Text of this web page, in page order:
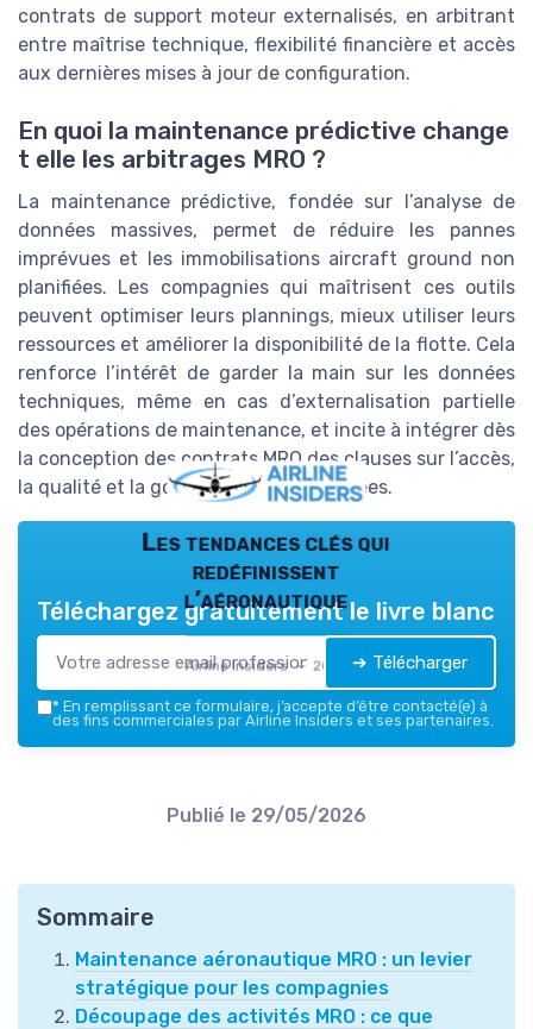
contrats de support moteur externalisés, en arbitrant
entre maîtrise technique, flexibilité financière et accès
aux dernières mises à jour de configuration.
En quoi la maintenance prédictive change
t elle les arbitrages MRO ?
La maintenance prédictive, fondée sur l’analyse de
données massives, permet de réduire les pannes
imprévues et les immobilisations aircraft ground non
planifiées. Les compagnies qui maîtrisent ces outils
peuvent optimiser leurs plannings, mieux utiliser leurs
ressources et améliorer la disponibilité de la flotte. Cela
renforce l’intérêt de garder la main sur les données
techniques, même en cas d’externalisation partielle
des opérations de maintenance, et incite à intégrer dès
la conception des contrats MRO des clauses sur l’accès,
la qualité et la gouvernance des données.
Les tendances clés qui
redéfinissent
l’aéronautique
Airline Insiders — 2026
Téléchargez gratuitement le livre blanc
➔ Télécharger
* En remplissant ce formulaire, j’accepte d’être contacté(e) à
des fins commerciales par Airline Insiders et ses partenaires.
Publié le 29/05/2026
Sommaire
Maintenance aéronautique MRO : un levier
stratégique pour les compagnies
Découpage des activités MRO : ce que